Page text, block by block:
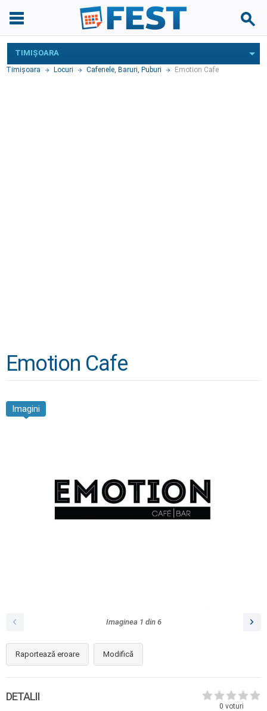
TIMIŞOARA
Timişoara Locuri Cafenele, Baruri, Puburi Emotion Cafe
Emotion Cafe
Imagini
Imaginea 1 din 6
Raportează eroare Modifică
0 voturi
DETALII